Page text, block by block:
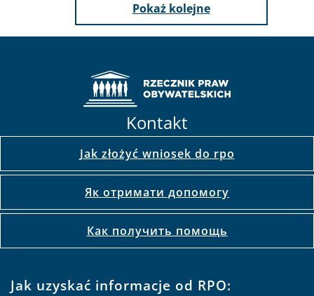
Pokaż kolejne
Kontakt
Jak złożyć wniosek do rpo
Як отримати допомогу
Как получить помощь
Jak uzyskać informacje od RPO: